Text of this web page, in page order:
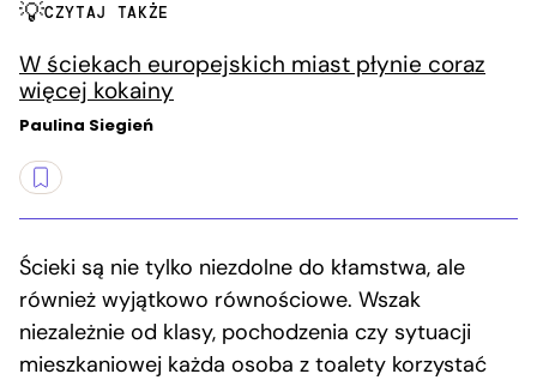
CZYTAJ TAKŻE
W ściekach europejskich miast płynie coraz
więcej kokainy
Paulina Siegień
Ścieki są nie tylko niezdolne do kłamstwa, ale
również wyjątkowo równościowe. Wszak
niezależnie od klasy, pochodzenia czy sytuacji
mieszkaniowej każda osoba z toalety korzystać